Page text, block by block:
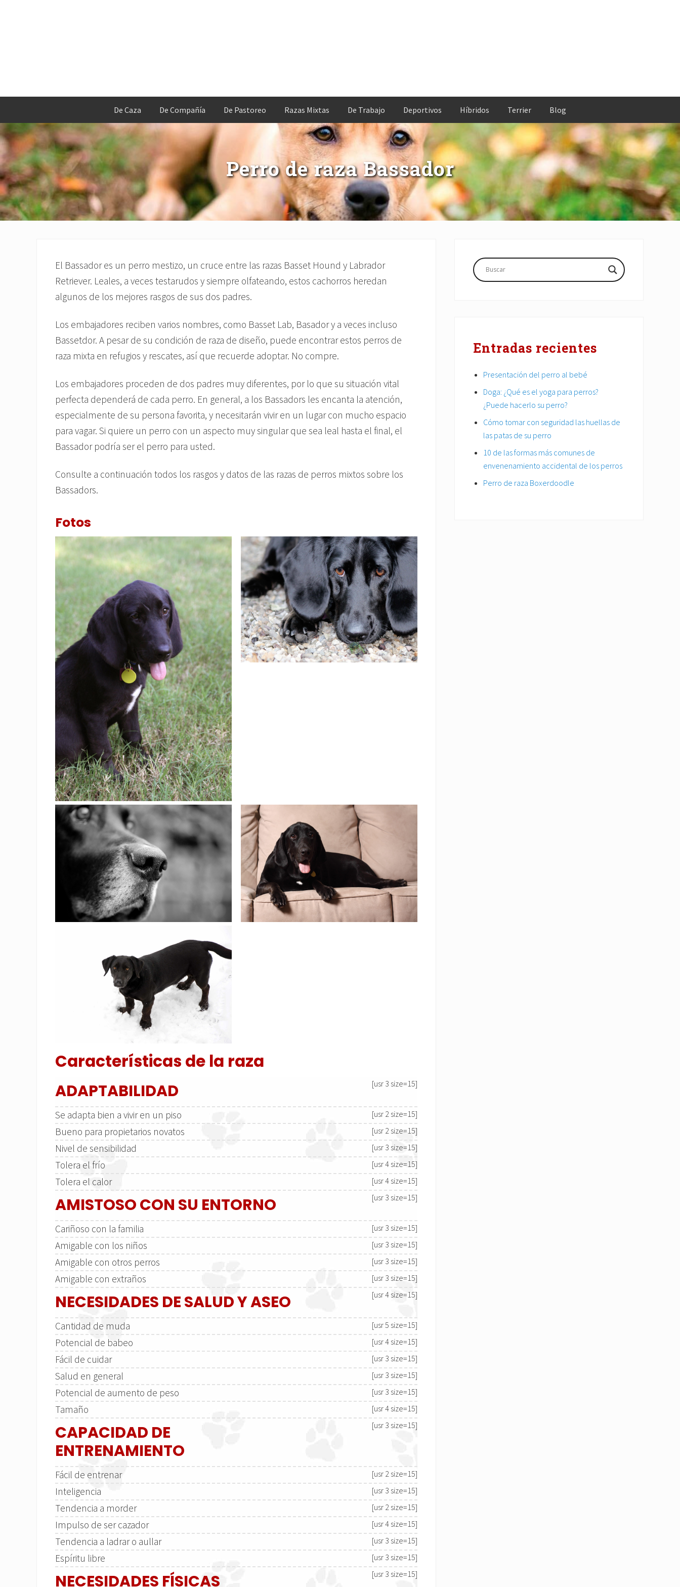
De Caza De Compañía De Pastoreo Razas Mixtas De Trabajo Deportivos Híbridos Terrier Blog
Perro de raza Bassador
El Bassador es un perro mestizo, un cruce entre las razas Basset Hound y Labrador
Retriever. Leales, a veces testarudos y siempre olfateando, estos cachorros heredan
algunos de los mejores rasgos de sus dos padres.
Los embajadores reciben varios nombres, como Basset Lab, Basador y a veces incluso
Bassetdor. A pesar de su condición de raza de diseño, puede encontrar estos perros de
raza mixta en refugios y rescates, así que recuerde adoptar. No compre.
Los embajadores proceden de dos padres muy diferentes, por lo que su situación vital
perfecta dependerá de cada perro. En general, a los Bassadors les encanta la atención,
especialmente de su persona favorita, y necesitarán vivir en un lugar con mucho espacio
para vagar. Si quiere un perro con un aspecto muy singular que sea leal hasta el final, el
Bassador podría ser el perro para usted.
Consulte a continuación todos los rasgos y datos de las razas de perros mixtos sobre los
Bassadors.
Fotos
Características de la raza
ADAPTABILIDAD [usr 3 size=15]
Se adapta bien a vivir en un piso [usr 2 size=15]
Bueno para propietarios novatos [usr 2 size=15]
Nivel de sensibilidad [usr 3 size=15]
Tolera el frío [usr 4 size=15]
Tolera el calor [usr 4 size=15]
AMISTOSO CON SU ENTORNO [usr 3 size=15]
Cariñoso con la familia [usr 3 size=15]
Amigable con los niños [usr 3 size=15]
Amigable con otros perros [usr 3 size=15]
Amigable con extraños [usr 3 size=15]
NECESIDADES DE SALUD Y ASEO [usr 4 size=15]
Cantidad de muda [usr 5 size=15]
Potencial de babeo [usr 4 size=15]
Fácil de cuidar [usr 3 size=15]
Salud en general [usr 3 size=15]
Potencial de aumento de peso [usr 3 size=15]
Tamaño [usr 4 size=15]
CAPACIDAD DE
ENTRENAMIENTO
[usr 3 size=15]
Fácil de entrenar [usr 2 size=15]
Inteligencia [usr 3 size=15]
Tendencia a morder [usr 2 size=15]
Impulso de ser cazador [usr 4 size=15]
Tendencia a ladrar o aullar [usr 3 size=15]
Espíritu libre [usr 3 size=15]
NECESIDADES FÍSICAS [usr 3 size=15]
lateral
principal
Entradas recientes
Presentación del perro al bebé
Doga: ¿Qué es el yoga para perros?
¿Puede hacerlo su perro?
Cómo tomar con seguridad las huellas de
las patas de su perro
10 de las formas más comunes de
envenenamiento accidental de los perros
Perro de raza Boxerdoodle